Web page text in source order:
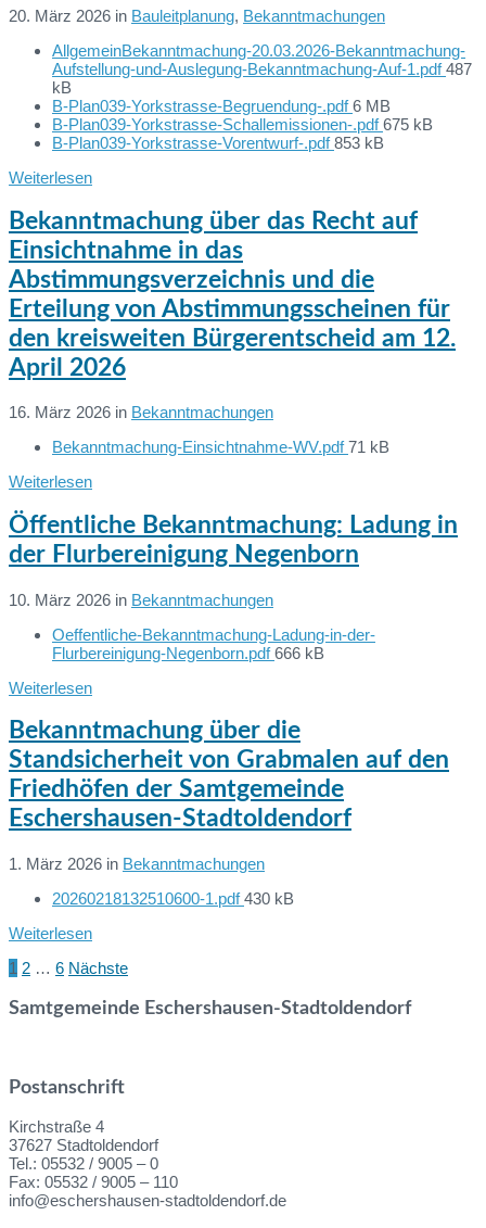
20. März 2026 in Bauleitplanung, Bekanntmachungen
Dateien:AllgemeinBekanntmachung-20.03.2026-Bekanntmachung-
Aufstellung-und-Auslegung-Bekanntmachung-Auf-1.pdfFile
487
kB
B-Plan039-Yorkstrasse-Begruendung-.pdfFile
size:
6 MB
B-Plan039-Yorkstrasse-Schallemissionen-.pdfFile
size:
675 kB
B-Plan039-Yorkstrasse-Vorentwurf-.pdfFile
853 kB
Weiterlesen
Bekanntmachung über das Recht auf
Einsichtnahme in das
Abstimmungsverzeichnis und die
Erteilung von Abstimmungsscheinen für
den kreisweiten Bürgerentscheid am 12.
April 2026
16. März 2026 in Bekanntmachungen
Dateien:Bekanntmachung-Einsichtnahme-WV.pdfFile
71 kB
Weiterlesen
Öffentliche Bekanntmachung: Ladung in
der Flurbereinigung Negenborn
10. März 2026 in Bekanntmachungen
Dateien:Oeffentliche-Bekanntmachung-Ladung-in-der-
Flurbereinigung-Negenborn.pdfFile
666 kB
Weiterlesen
Bekanntmachung über die
Standsicherheit von Grabmalen auf den
Friedhöfen der Samtgemeinde
Eschershausen-Stadtoldendorf
1. März 2026 in Bekanntmachungen
Dateien:20260218132510600-1.pdfFile
430 kB
Weiterlesen
Seitennummerierung
der
1 2 … 6 Nächste
Samtgemeinde Eschershausen-Stadtoldendorf
Postanschrift
Kirchstraße 4
37627 Stadtoldendorf
Tel.: 05532 / 9005 – 0
Fax: 05532 / 9005 – 110
info@eschershausen-stadtoldendorf.de